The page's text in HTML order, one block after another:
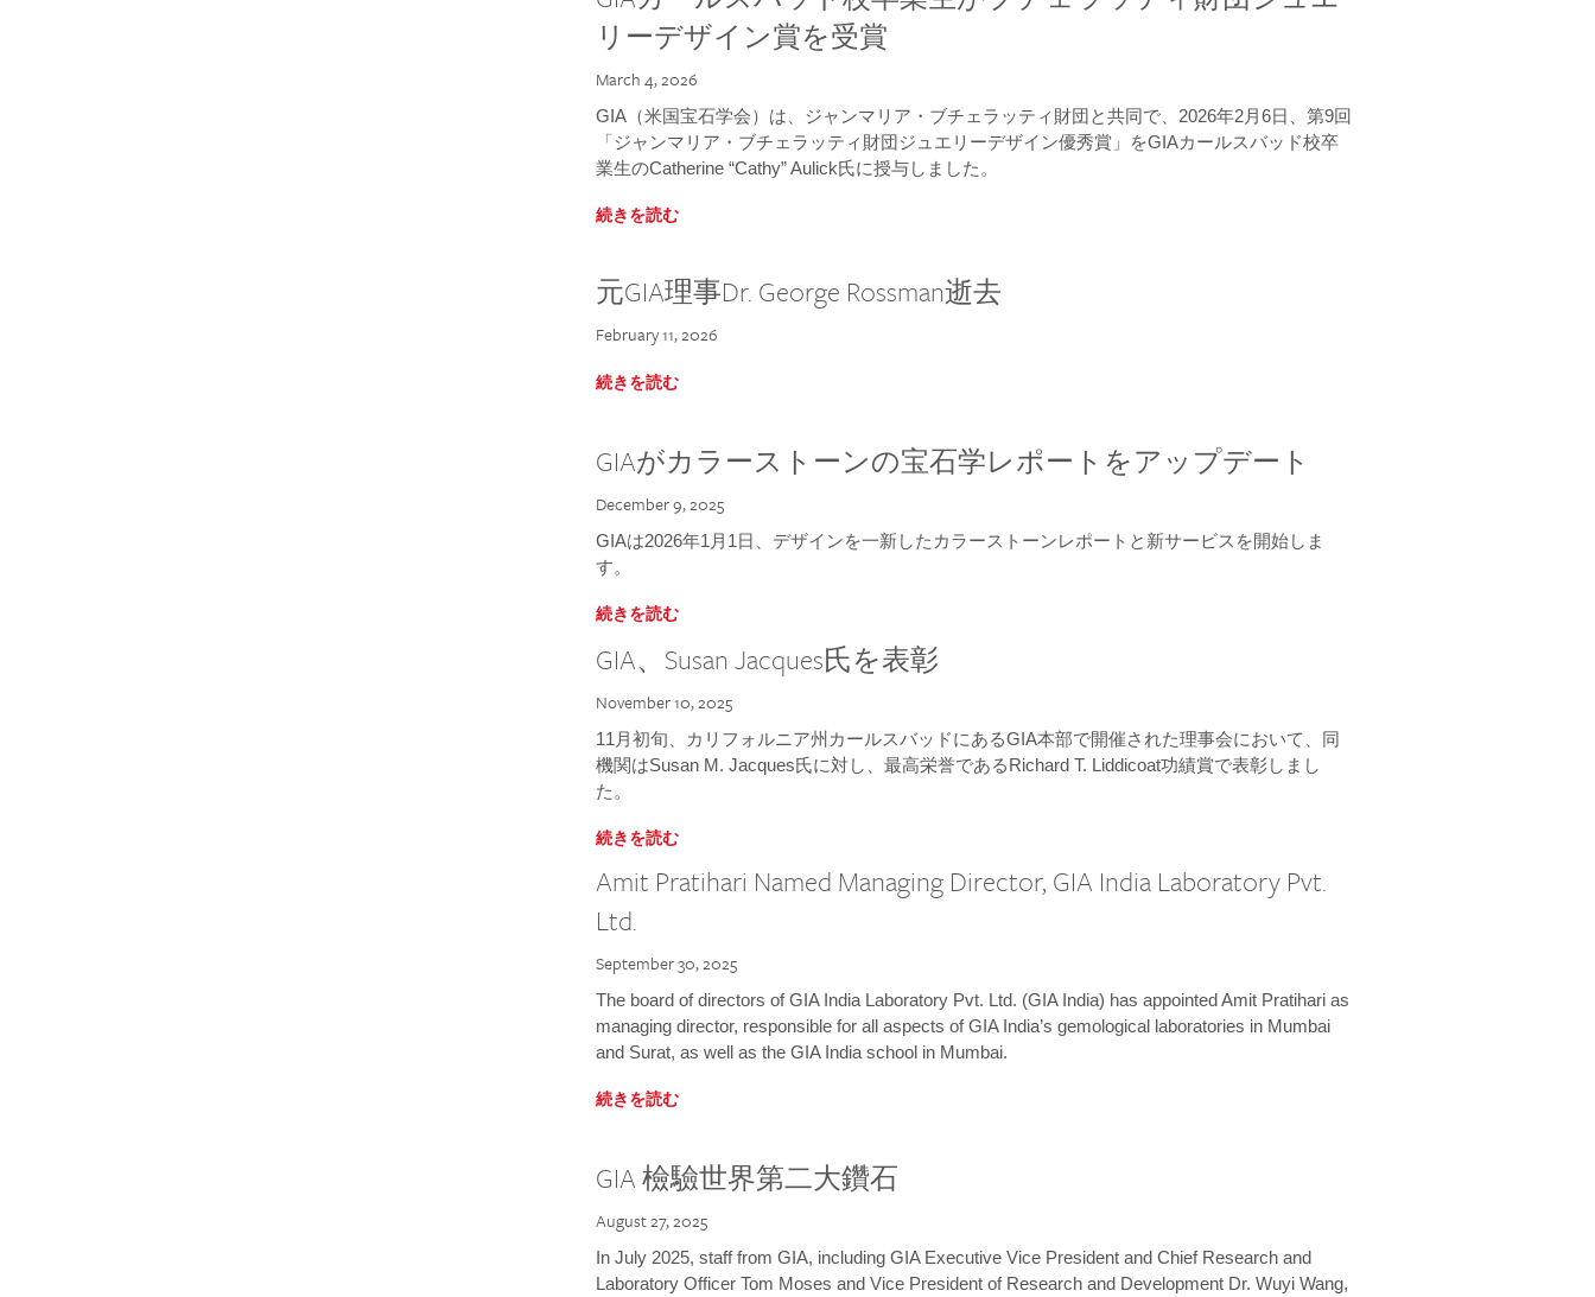
リーデザイン賞を受賞
March 4, 2026
GIA（米国宝石学会）は、ジャンマリア・ブチェラッティ財団と共同で、2026年2月6日、第9回
「ジャンマリア・ブチェラッティ財団ジュエリーデザイン優秀賞」をGIAカールスバッド校卒
業生のCatherine “Cathy” Aulick氏に授与しました。
続きを読む
元GIA理事Dr. George Rossman逝去
February 11, 2026
続きを読む
GIAがカラーストーンの宝石学レポートをアップデート
December 9, 2025
GIAは2026年1月1日、デザインを一新したカラーストーンレポートと新サービスを開始しま
す。
続きを読む
GIA、Susan Jacques氏を表彰
November 10, 2025
11月初旬、カリフォルニア州カールスバッドにあるGIA本部で開催された理事会において、同
機関はSusan M. Jacques氏に対し、最高栄誉であるRichard T. Liddicoat功績賞で表彰しまし
た。
続きを読む
Amit Pratihari Named Managing Director, GIA India Laboratory Pvt.
Ltd.
September 30, 2025
The board of directors of GIA India Laboratory Pvt. Ltd. (GIA India) has appointed Amit Pratihari as
managing director, responsible for all aspects of GIA India’s gemological laboratories in Mumbai
and Surat, as well as the GIA India school in Mumbai.
続きを読む
GIA 檢驗世界第二大鑽石
August 27, 2025
In July 2025, staff from GIA, including GIA Executive Vice President and Chief Research and
Laboratory Officer Tom Moses and Vice President of Research and Development Dr. Wuyi Wang,